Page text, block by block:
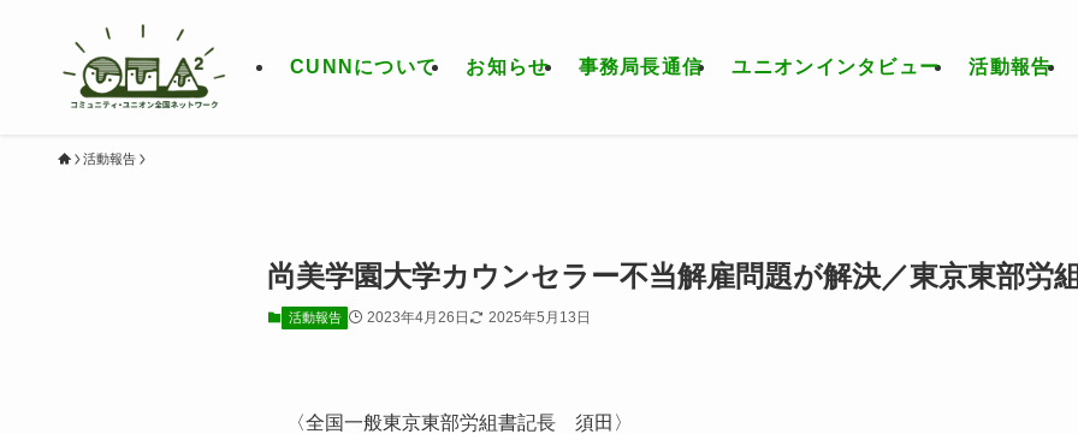
CUNNについて お知らせ 事務局長通信 ユニオンインタビュー 活動報告
活動報告
尚美学園大学カウンセラー不当解雇問題が解決／東京東部労組
活動報告 2023年4月26日 2025年5月13日
〈全国一般東京東部労組書記長 須田〉